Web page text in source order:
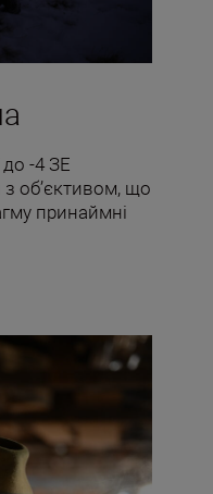
-4 ЗЕ
об’єктивом, що
принаймні